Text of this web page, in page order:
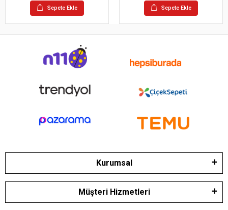
Sepete Ekle Sepete Ekle
Kurumsal
Müşteri Hizmetleri